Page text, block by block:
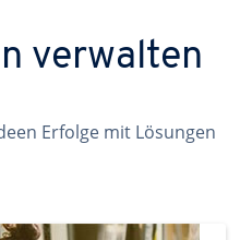
verwalten
Erfolge mit Lösungen